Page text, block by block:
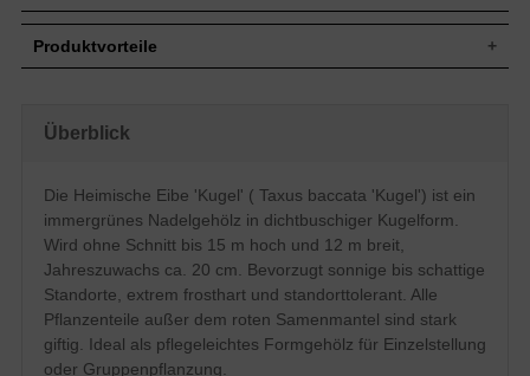
Zuwachs
Wuchsform
Frucht
Rote Beeren, nicht zum Verzehr geeignet
Blüte
Gelbe Köpfchen, im März und April
Boden
durchlässige und nahrhafte Untergründe,
insgesamt jedoch standorttolerant
Standort
Sonnig bis schattig
Verwendung
Einzelelement, Gruppenbepflanzung,
Alleebereich, Kübelpflanze, Paarelement
Produktvorteile
standorttolerant
verträgt keine extreme Trockenheit
verträgt keine Staunässe
geringer Jahreszuwachs
Überblick
Die Heimische Eibe 'Kugel' ( Taxus baccata 'Kugel') ist ein
immergrünes Nadelgehölz in dichtbuschiger Kugelform.
Wird ohne Schnitt bis 15 m hoch und 12 m breit,
Jahreszuwachs ca. 20 cm. Bevorzugt sonnige bis schattige
Standorte, extrem frosthart und standorttolerant. Alle
Pflanzenteile außer dem roten Samenmantel sind stark
giftig. Ideal als pflegeleichtes Formgehölz für Einzelstellung
oder Gruppenpflanzung.